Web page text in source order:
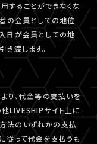
することができなくな
の会員としての地位
日が会員としての地
渡します。
り、代金等の支払いを
他LIVESHIPサイト上に
法のいずれかの支払
従って代金を支払うも